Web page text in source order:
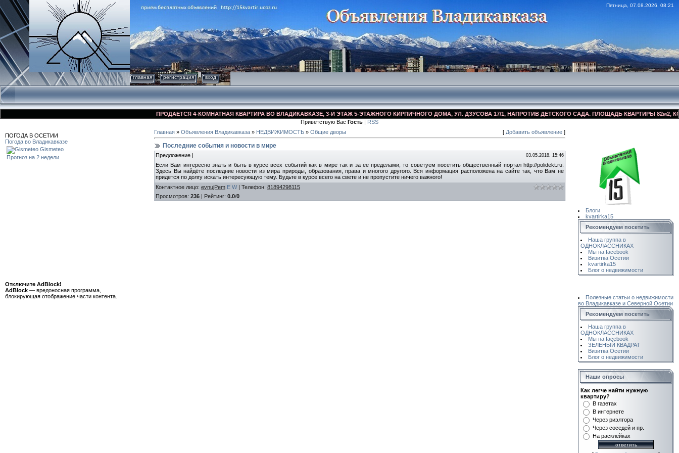
Пятница, 07.08.2026, 08:21
главная регистрация вход
ПРОДАЕТСЯ 4-КОМНАТНАЯ КВАРТИРА ВО ВЛАДИКАВКАЗЕ, 3-Й ЭТАЖ 5-ЭТАЖНОГО КИРПИЧНОГО ДОМА, УЛ. ДЗУСОВА 17/1, НАПРОТИВ ДЕТСКОГО САДА. ПЛОЩАДЬ КВАРТИРЫ 82м2,
Приветствую Вас Гость | RSS
ПОГОДА В ОСЕТИИ
Погода во Владикавказе
Gismeteo
Прогноз на 2 недели
Отключите AdBlock!
AdBlock — вредоносная программа,
блокирующая отображение части контента.
Главная » Объявления Владикавказа » НЕДВИЖИМОСТЬ » Общие дворы [ Добавить объявление ]
Последние события и новости в мире
Предложение | 03.05.2018, 15:46
Если Вам интересно знать и быть в курсе всех событий как в мире так и за ее пределами, то советуем посетить общественный портал http://polidekt.ru.
Здесь Вы найдёте последние новости из мира природы, образования, права и многого другого. Вся информация расположена на сайте так, что Вам не
придется по долгу искать интересующую тему. Будьте в курсе всего на свете и не пропустите ничего важного!
Контактное лицо: evnujPem E W | Телефон: 81894298115
Просмотров: 236 | Рейтинг: 0.0/0
Блоги
kvartirka15
Рекомендуем посетить
Наша группа в
ОДНОКЛАССНИКАХ
Мы на facebook
Визитка Осетии
kvartirka15
Блог о недвижимости
Полезные статьи о недвижимости
во Владикавказе и Северной Осетии
Рекомендуем посетить
Наша группа в
ОДНОКЛАССНИКАХ
Мы на facebook
ЗЕЛЁНЫЙ КВАДРАТ
Визитка Осетии
Блог о недвижимости
Наши опросы
Как легче найти нужную
квартиру?
В газетах
В интернете
Через риэлтора
Через соседей и пр.
На расклейках